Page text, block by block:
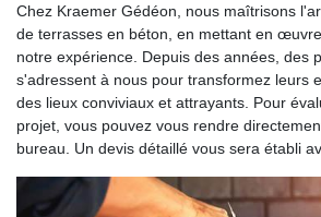
Chez Kraemer Gédéon, nous maîtrisons
de terrasses en béton, en mettant en
notre expérience. Depuis des années, des
s'adressent à nous pour transformez leurs
des lieux conviviaux et attrayants. Pour
projet, vous pouvez vous rendre
bureau. Un devis détaillé vous sera établi